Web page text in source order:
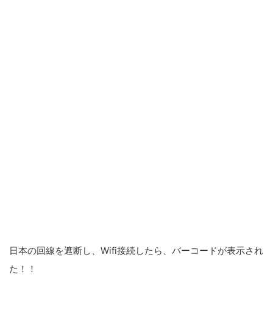
日本の回線を遮断し、Wifi接続したら、バーコードが表示され
た！！